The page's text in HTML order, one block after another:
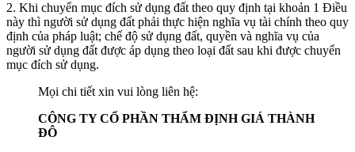
2. Khi chuyển mục đích sử dụng đất theo quy định tại khoản 1 Điều
này thì người sử dụng đất phải thực hiện nghĩa vụ tài chính theo quy
định của pháp luật; chế độ sử dụng đất, quyền và nghĩa vụ của
người sử dụng đất được áp dụng theo loại đất sau khi được chuyển
mục đích sử dụng.
Mọi chi tiết xin vui lòng liên hệ:
CÔNG TY CỔ PHẦN THẨM ĐỊNH GIÁ THÀNH
ĐÔ